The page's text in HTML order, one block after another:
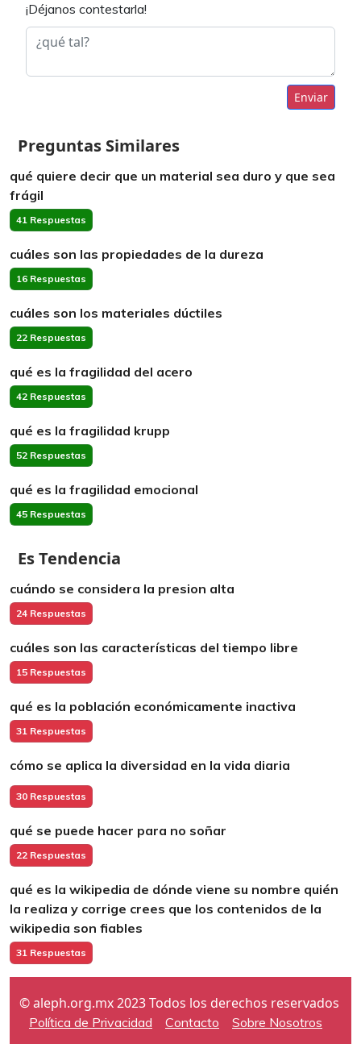
¡Déjanos contestarla!
Enviar
Preguntas Similares
qué quiere decir que un material sea duro y que sea
frágil
41 Respuestas
cuáles son las propiedades de la dureza
16 Respuestas
cuáles son los materiales dúctiles
22 Respuestas
qué es la fragilidad del acero
42 Respuestas
qué es la fragilidad krupp
52 Respuestas
qué es la fragilidad emocional
45 Respuestas
Es Tendencia
cuándo se considera la presion alta
24 Respuestas
cuáles son las características del tiempo libre
15 Respuestas
qué es la población económicamente inactiva
31 Respuestas
cómo se aplica la diversidad en la vida diaria
30 Respuestas
qué se puede hacer para no soñar
22 Respuestas
qué es la wikipedia de dónde viene su nombre quién
la realiza y corrige crees que los contenidos de la
wikipedia son fiables
31 Respuestas
© aleph.org.mx 2023 Todos los derechos reservados
Política de Privacidad Contacto Sobre Nosotros